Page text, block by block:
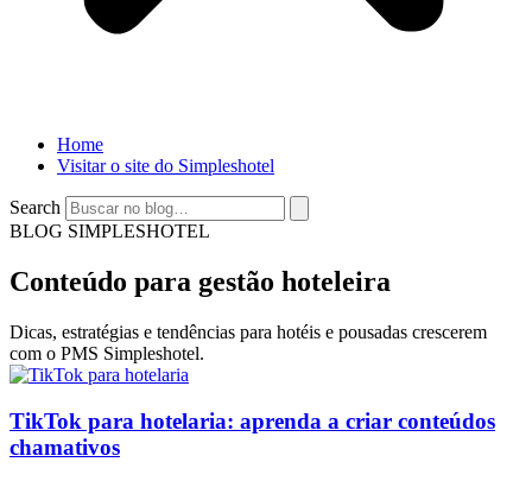
Home
Visitar o site do Simpleshotel
Search
BLOG SIMPLESHOTEL
Conteúdo para gestão hoteleira
Dicas, estratégias e tendências para hotéis e pousadas crescerem
com o PMS Simpleshotel.
TikTok para hotelaria: aprenda a criar conteúdos
chamativos